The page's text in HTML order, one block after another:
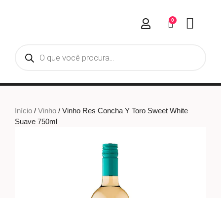
0
Início / Vinho / Vinho Res Concha Y Toro Sweet White
Suave 750ml